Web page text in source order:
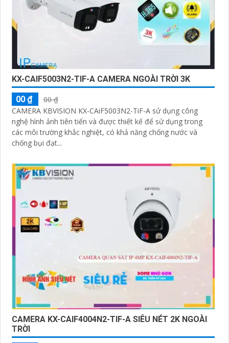
KX-CAIF5003N2-TIF-A CAMERA NGOÀI TRỜI 3K
00 ₫
00 ₫
CAMERA KBVISION KX-CAiF5003N2-TiF-A sử dụng công
nghệ hình ảnh tiên tiến và được thiết kế để sử dụng trong
các môi trường khắc nghiệt, có khả năng chống nước và
chống bụi đạt...
CAMERA KX-CAIF4004N2-TIF-A SIÊU NÉT 2K NGOÀI
TRỜI